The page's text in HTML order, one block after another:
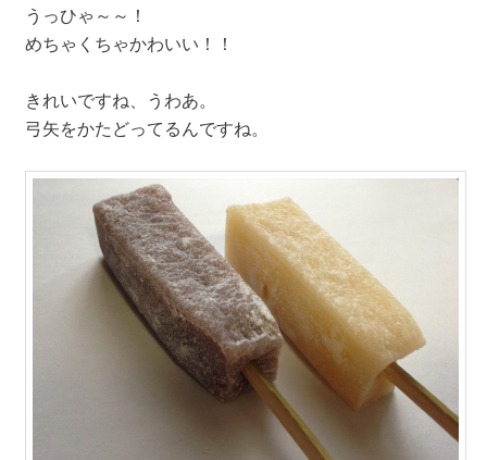
うっひゃ～～！
めちゃくちゃかわいい！！
きれいですね、うわあ。
弓矢をかたどってるんですね。